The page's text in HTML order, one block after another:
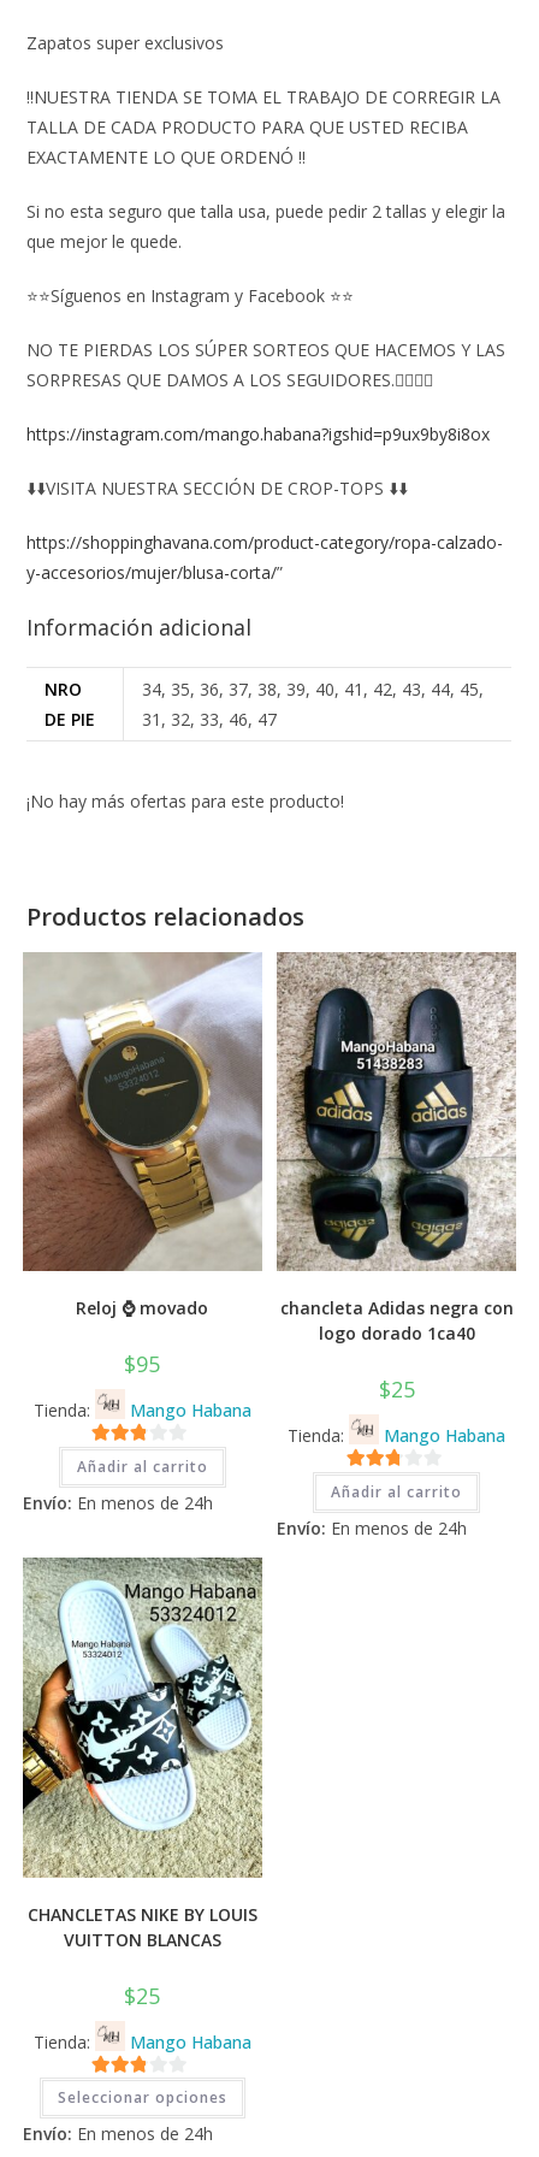
Zapatos super exclusivos
‼️NUESTRA TIENDA SE TOMA EL TRABAJO DE CORREGIR LA
TALLA DE CADA PRODUCTO PARA QUE USTED RECIBA
EXACTAMENTE LO QUE ORDENÓ ‼️
Si no esta seguro que talla usa, puede pedir 2 tallas y elegir la
que mejor le quede.
⭐⭐Síguenos en Instagram y Facebook ⭐⭐
NO TE PIERDAS LOS SÚPER SORTEOS QUE HACEMOS Y LAS
SORPRESAS QUE DAMOS A LOS SEGUIDORES.👇🏻👇🏻
https://instagram.com/mango.habana?igshid=p9ux9by8i8ox
⬇️⬇️VISITA NUESTRA SECCIÓN DE CROP-TOPS ⬇️⬇️
https://shoppinghavana.com/product-category/ropa-calzado-
y-accesorios/mujer/blusa-corta/”
Información adicional
NRO
DE PIE
34, 35, 36, 37, 38, 39, 40, 41, 42, 43, 44, 45,
31, 32, 33, 46, 47
¡No hay más ofertas para este producto!
Productos relacionados
Reloj ⌚ movado
$95
Tienda: Mango Habana
2.71
de 5
Añadir al carrito
Envío: En menos de 24h
chancleta Adidas negra con
logo dorado 1ca40
$25
Tienda: Mango Habana
2.71
de 5
Añadir al carrito
Envío: En menos de 24h
CHANCLETAS NIKE BY LOUIS
VUITTON BLANCAS
$25
Tienda: Mango Habana
2.71
de 5
Seleccionar opciones
Este
tiene
Envío: En menos de 24h